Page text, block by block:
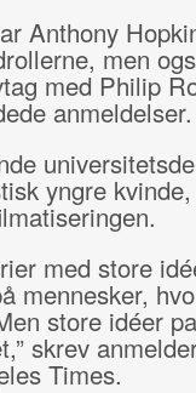
Anthony
men
med Philip
anmeldelser.
yngre
med store
mennesker,
store idéer
skrev
Times.